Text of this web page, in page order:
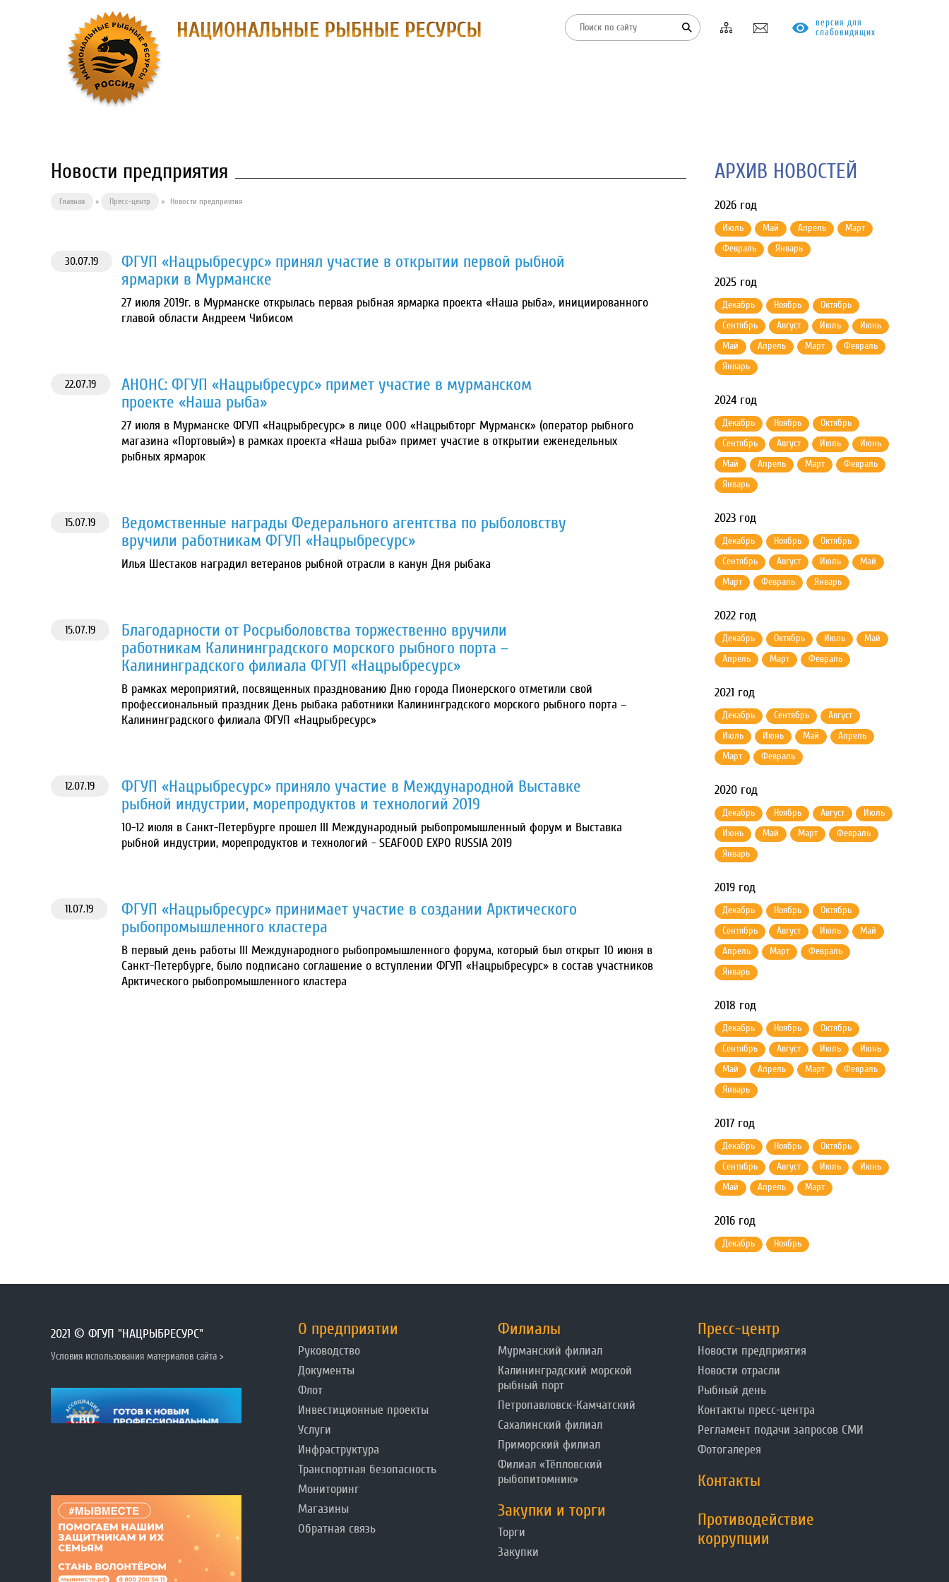
версия для
слабовидящих
Новости предприятия
Главная » Пресс-центр » Новости предприятия
30.07.19
ФГУП «Нацрыбресурс» принял участие в открытии первой рыбной
ярмарки в Мурманске
27 июля 2019г. в Мурманске открылась первая рыбная ярмарка проекта «Наша рыба», инициированного
главой области Андреем Чибисом
22.07.19
АНОНС: ФГУП «Нацрыбресурс» примет участие в мурманском
проекте «Наша рыба»
27 июля в Мурманске ФГУП «Нацрыбресурс» в лице ООО «Нацрыбторг Мурманск» (оператор рыбного
магазина «Портовый») в рамках проекта «Наша рыба» примет участие в открытии еженедельных
рыбных ярмарок
15.07.19
Ведомственные награды Федерального агентства по рыболовству
вручили работникам ФГУП «Нацрыбресурс»
Илья Шестаков наградил ветеранов рыбной отрасли в канун Дня рыбака
15.07.19
Благодарности от Росрыболовства торжественно вручили
работникам Калининградского морского рыбного порта –
Калининградского филиала ФГУП «Нацрыбресурс»
В рамках мероприятий, посвященных празднованию Дню города Пионерского отметили свой
профессиональный праздник День рыбака работники Калининградского морского рыбного порта –
Калининградского филиала ФГУП «Нацрыбресурс»
12.07.19
ФГУП «Нацрыбресурс» приняло участие в Международной Выставке
рыбной индустрии, морепродуктов и технологий 2019
10-12 июля в Санкт-Петербурге прошел III Международный рыбопромышленный форум и Выставка
рыбной индустрии, морепродуктов и технологий - SEAFOOD EXPO RUSSIA 2019
11.07.19
ФГУП «Нацрыбресурс» принимает участие в создании Арктического
рыбопромышленного кластера
В первый день работы III Международного рыбопромышленного форума, который был открыт 10 июня в
Санкт-Петербурге, было подписано соглашение о вступлении ФГУП «Нацрыбресурс» в состав участников
Арктического рыбопромышленного кластера
АРХИВ НОВОСТЕЙ
2026 год
Июль Май Апрель
Март
Февраль
Январь
2025 год
Декабрь Ноябрь
Октябрь
Сентябрь
Август Июль
Июнь
Май
Апрель Март
Февраль
Январь
2024 год
Декабрь Ноябрь
Октябрь
Сентябрь
Август Июль
Июнь
Май
Апрель Март
Февраль
Январь
2023 год
Декабрь Ноябрь
Октябрь
Сентябрь
Август Июль
Май
Март
Февраль Январь
2022 год
Декабрь Октябрь Июль
Май
Апрель
Март Февраль
2021 год
Декабрь Сентябрь
Август
Июль
Июнь Май
Апрель
Март
Февраль
2020 год
Декабрь Ноябрь Август
Июль
Июнь
Май Март
Февраль
Январь
2019 год
Декабрь Ноябрь
Октябрь
Сентябрь
Август Июль
Май
Апрель
Март
Февраль
Январь
2018 год
Декабрь Ноябрь
Октябрь
Сентябрь
Август Июль
Июнь
Май
Апрель Март
Февраль
Январь
2017 год
Декабрь Ноябрь
Октябрь
Сентябрь
Август Июль
Июнь
Май
Апрель Март
2016 год
Декабрь Ноябрь
2021 © ФГУП "НАЦРЫБРЕСУРС"
Условия использования материалов сайта >
О предприятии
Руководство
Документы
Флот
Инвестиционные проекты
Услуги
Инфраструктура
Транспортная безопасность
Мониторинг
Магазины
Обратная связь
Филиалы
Мурманский филиал
Калининградский морской
рыбный порт
Петропавловск-Камчатский
Сахалинский филиал
Приморский филиал
Филиал «Тёпловский
рыбопитомник»
Закупки и торги
Торги
Закупки
Пресс-центр
Новости предприятия
Новости отрасли
Рыбный день
Контакты пресс-центра
Регламент подачи запросов СМИ
Фотогалерея
Контакты
Противодействие
коррупции